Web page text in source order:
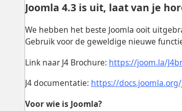
Joomla 4.3 is uit, laat van je
We hebben het beste Joomla ooit
Gebruik voor de geweldige nieuwe
Link naar J4 Brochure: https://joom.la/
J4 documentatie: https://docs.joomla.org/
Voor wie is Joomla?